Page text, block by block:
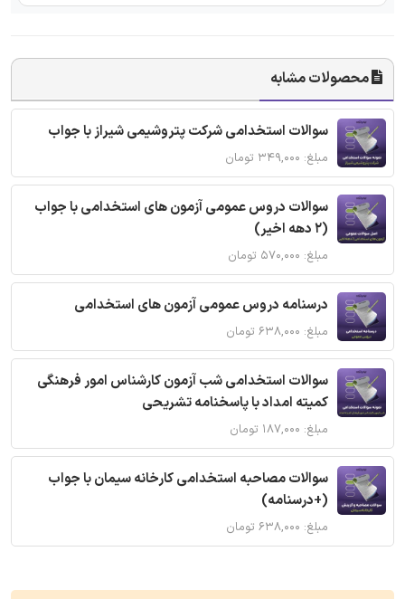
محصولات مشابه
سوالات استخدامی شرکت پتروشیمی شیراز با جواب
مبلغ: ۳۴۹,۰۰۰ تومان
سوالات دروس عمومی آزمون های استخدامی با جواب
(2 دهه اخیر)
مبلغ: ۵۷۰,۰۰۰ تومان
درسنامه دروس عمومی آزمون های استخدامی
مبلغ: ۶۳۸,۰۰۰ تومان
سوالات استخدامی شب آزمون کارشناس امور فرهنگی
کمیته امداد با پاسخنامه تشریحی
مبلغ: ۱۸۷,۰۰۰ تومان
سوالات مصاحبه استخدامی کارخانه سیمان با جواب
(+درسنامه)
مبلغ: ۶۳۸,۰۰۰ تومان